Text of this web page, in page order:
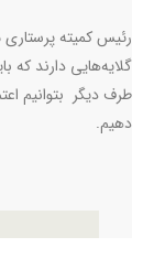
رئیس کمیته
گلایه‌هایی دارند که
طرف دیگر بتوانیم
دهیم.